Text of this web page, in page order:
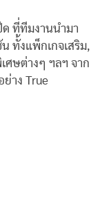
ที่ทีมงานนำมา
ทั้งแพ็กเกจเสริม,
ศษต่างๆ ฯลฯ จาก
ย่าง True